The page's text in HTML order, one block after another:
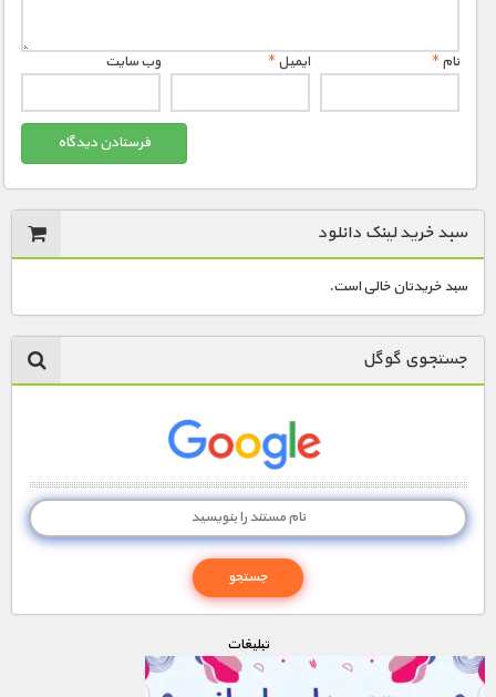
نام* ایمیل* وب‌ سایت
سبد خرید لینک دانلود
سبد خریدتان خالی است.
جستجوی گوگل
تبليغات